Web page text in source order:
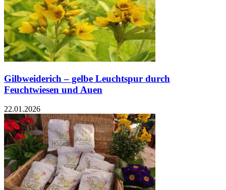
Gilbweiderich – gelbe Leuchtspur durch
Feuchtwiesen und Auen
22.01.2026